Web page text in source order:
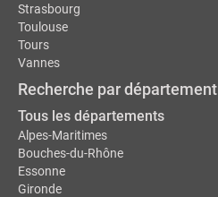
Strasbourg
Toulouse
Tours
Vannes
Recherche par département
Tous les départements
Alpes-Maritimes
Bouches-du-Rhône
Essonne
Gironde